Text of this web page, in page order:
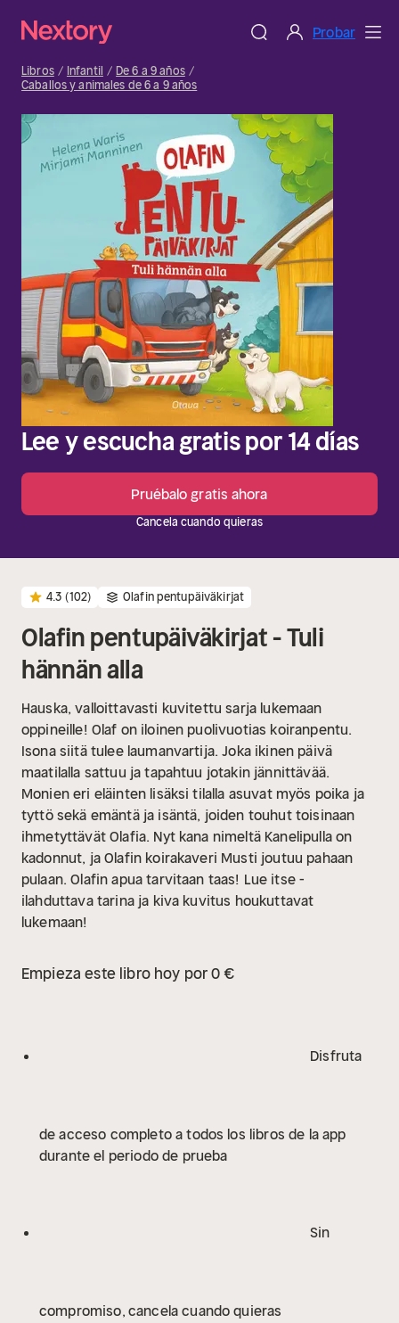
Probar
Libros Infantil
De 6 a 9 años
Caballos y animales de 6 a 9 años
Lee y escucha gratis por 14 días
Pruébalo gratis ahora
Cancela cuando quieras
4.3 (102) Olafin pentupäiväkirjat
Olafin pentupäiväkirjat - Tuli
hännän alla
Hauska, valloittavasti kuvitettu sarja lukemaan
oppineille! Olaf on iloinen puolivuotias koiranpentu.
Isona siitä tulee laumanvartija. Joka ikinen päivä
maatilalla sattuu ja tapahtuu jotakin jännittävää.
Monien eri eläinten lisäksi tilalla asuvat myös poika ja
tyttö sekä emäntä ja isäntä, joiden touhut toisinaan
ihmetyttävät Olafia. Nyt kana nimeltä Kanelipulla on
kadonnut, ja Olafin koirakaveri Musti joutuu pahaan
pulaan. Olafin apua tarvitaan taas! Lue itse -
ilahduttava tarina ja kiva kuvitus houkuttavat
lukemaan!
Empieza este libro hoy por 0 €
Disfruta
de acceso completo a todos los libros de la app
durante el periodo de prueba
Sin
compromiso, cancela cuando quieras